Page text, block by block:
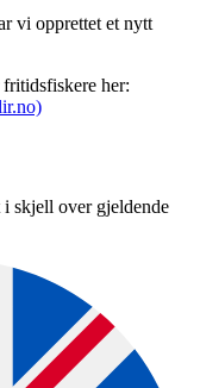
vi opprettet et nytt
her:
skjell over gjeldende